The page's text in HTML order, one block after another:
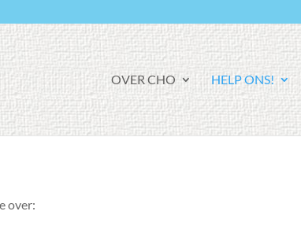
F
A
C
E
B
O
OVER CHO HELP ONS!
over: